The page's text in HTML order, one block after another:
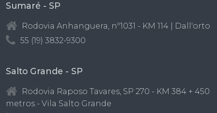
Sumaré - SP
Rodovia Anhanguera, nº1031 - KM 114 | Dall'orto
55 (19) 3832-9300
Salto Grande - SP
Rodovia Raposo Tavares, SP 270 - KM 384 + 450
metros - Vila Salto Grande